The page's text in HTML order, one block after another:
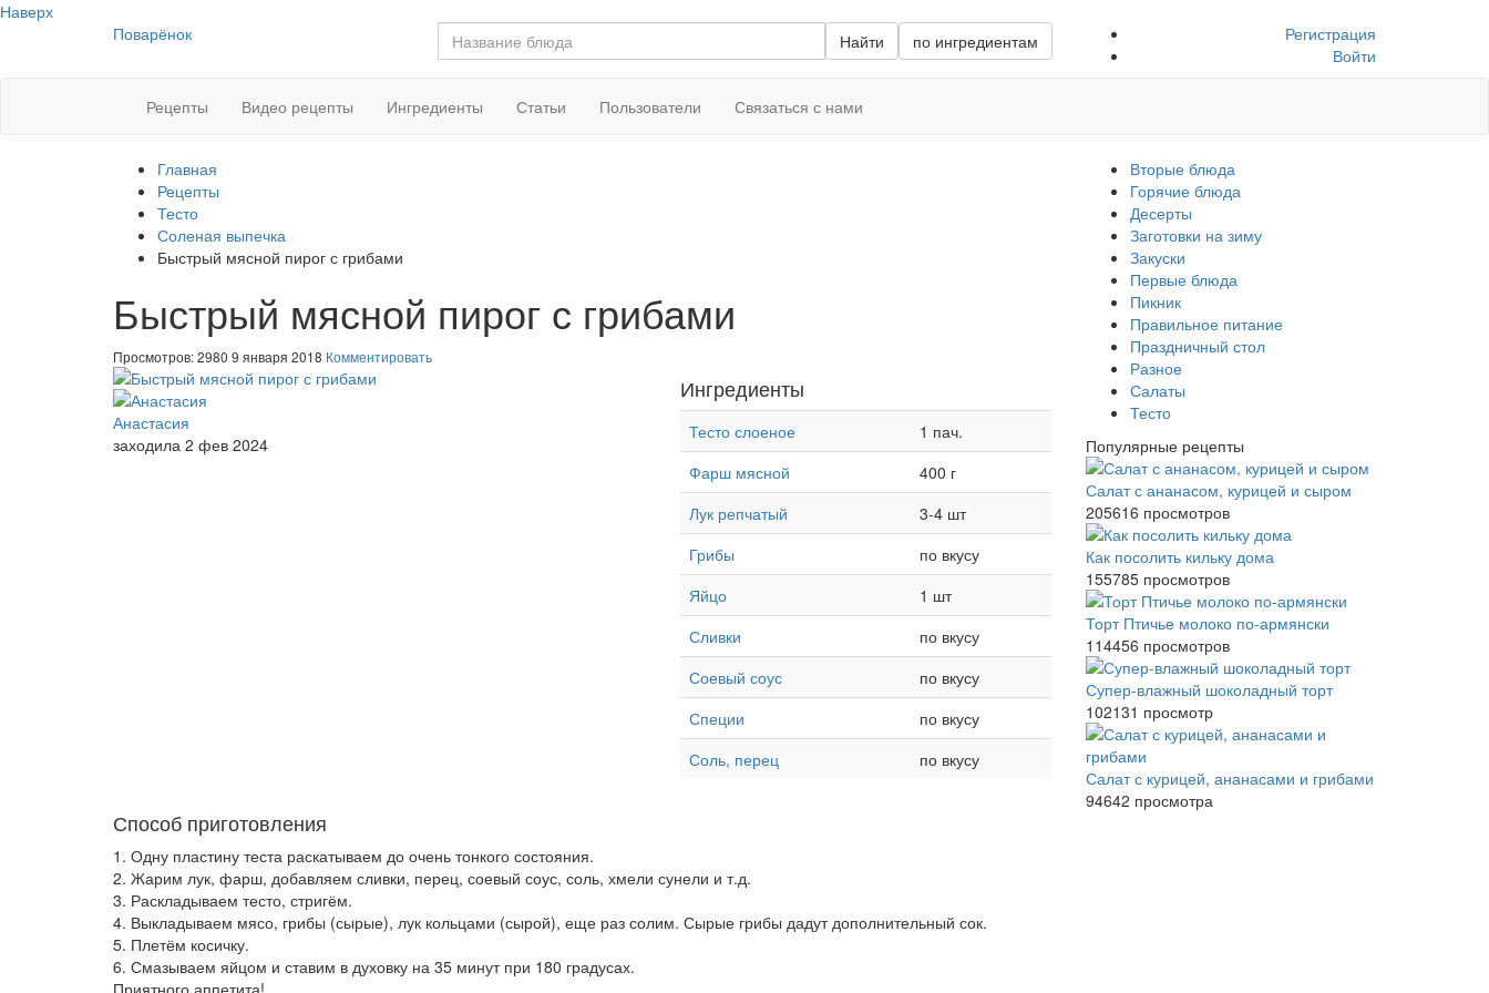
Наверх
Поварёнок
Найти по ингредиентам
Регистрация
Войти
Рецепты Видео рецепты Ингредиенты Статьи Пользователи Связаться с нами
Главная
Рецепты
Тесто
Соленая выпечка
Быстрый мясной пирог с грибами
Быстрый мясной пирог с грибами
Просмотров: 2980 9 января 2018 Комментировать
Анастасия
заходила 2 фев 2024
Ингредиенты
Тесто слоеное
1 пач.
Фарш мясной
400 г
Лук репчатый
3-4 шт
Грибы
по вкусу
Яйцо
1 шт
Сливки
по вкусу
Соевый соус
по вкусу
Специи
по вкусу
Соль, перец
по вкусу
Способ приготовления
1. Одну пластину теста раскатываем до очень тонкого состояния.
2. Жарим лук, фарш, добавляем сливки, перец, соевый соус, соль, хмели сунели и т.д.
3. Раскладываем тесто, стригём.
4. Выкладываем мясо, грибы (сырые), лук кольцами (сырой), еще раз солим. Сырые грибы дадут дополнительный сок.
5. Плетём косичку.
6. Смазываем яйцом и ставим в духовку на 35 минут при 180 градусах.
Приятного аппетита!
Вторые блюда
Горячие блюда
Десерты
Заготовки на зиму
Закуски
Первые блюда
Пикник
Правильное питание
Праздничный стол
Разное
Салаты
Тесто
Популярные рецепты
Салат с ананасом, курицей и сыром
205616 просмотров
Как посолить кильку дома
155785 просмотров
Торт Птичье молоко по-армянски
114456 просмотров
Супер-влажный шоколадный торт
102131 просмотр
Салат с курицей, ананасами и грибами
94642 просмотра